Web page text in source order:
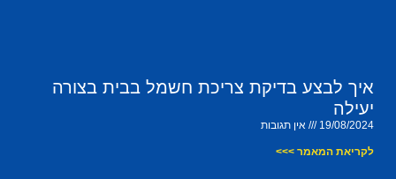
איך לבצע בדיקת צריכת חשמל בבית בצורה
יעילה
19/08/2024 אין תגובות
לקריאת המאמר >>>